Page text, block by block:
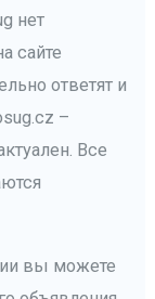
нет
сайте
ответят и
–
Все
вы можете